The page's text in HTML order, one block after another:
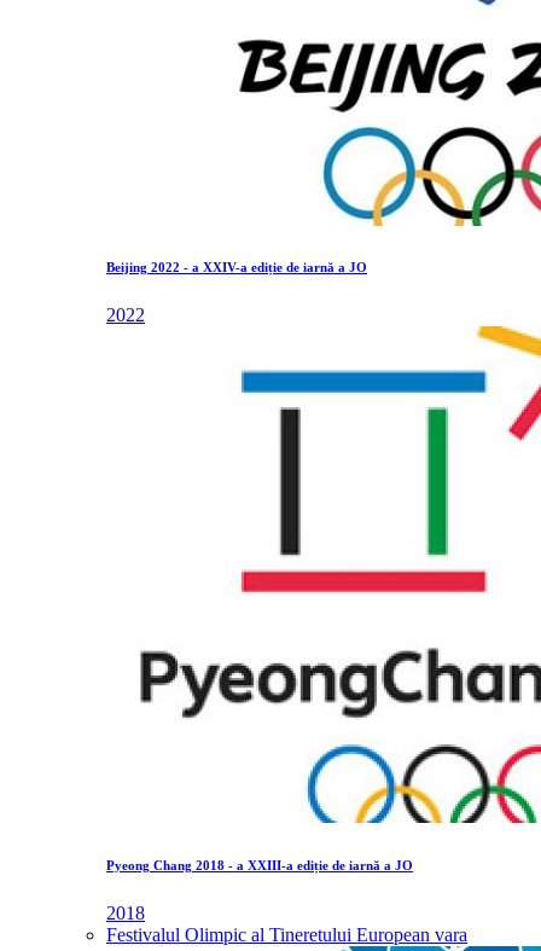
Beijing 2022 - a XXIV-a ediție de iarnă a JO
2022
Pyeong Chang 2018 - a XXIII-a ediție de iarnă a JO
2018
Festivalul Olimpic al Tineretului European vara